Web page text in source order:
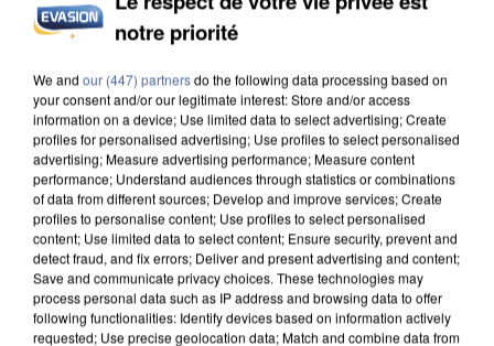
L’UN DES FONDATEURS SUPPOSÉS DE LA DZ
MAFIA INTERPELLÉ EN ALGÉRIE
notre priorité
We and our (447) partnersdo the following data processing based on
your consent and/or our legitimate interest: Store and/or access
information on a device; Use limited data to select advertising; Create
profiles for personalised advertising; Use profiles to select personalised
advertising; Measure advertising performance; Measure content
performance; Understand audiences through statistics or combinations
of data from different sources; Develop and improve services; Create
profiles to personalise content; Use profiles to select personalised
content; Use limited data to select content; Ensure security, prevent and
detect fraud, and fix errors; Deliver and present advertising and content;
Save and communicate privacy choices. These technologies may
process personal data such as IP address and browsing data to offer
following functionalities: Identify devices based on information actively
requested; Use precise geolocation data; Match and combine data from